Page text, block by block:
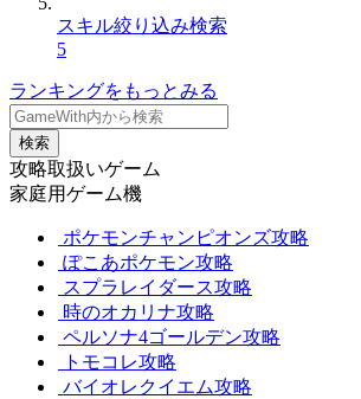
スキル絞り込み検索
5
ランキングをもっとみる
検索
攻略取扱いゲーム
家庭用ゲーム機
ポケモンチャンピオンズ攻略
ぽこあポケモン攻略
スプラレイダース攻略
時のオカリナ攻略
ペルソナ4ゴールデン攻略
トモコレ攻略
バイオレクイエム攻略